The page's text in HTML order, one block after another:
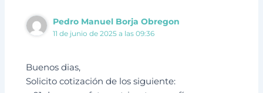
Pedro Manuel Borja Obregon
11 de junio de 2025 a las 09:36
Buenos dias,
Solicito cotización de los siguiente: